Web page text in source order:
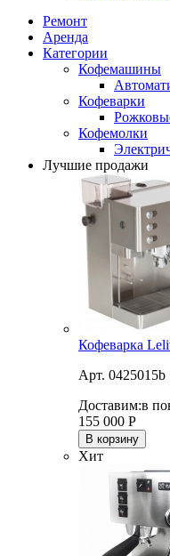
Ремонт
Аренда
Категории
Кофемашины
Кофеварки
Кофемолки
Лучшие продажи
Кофеварка
Арт. 0425015b
Доставим:в
155 000 Р
В корзину
Хит